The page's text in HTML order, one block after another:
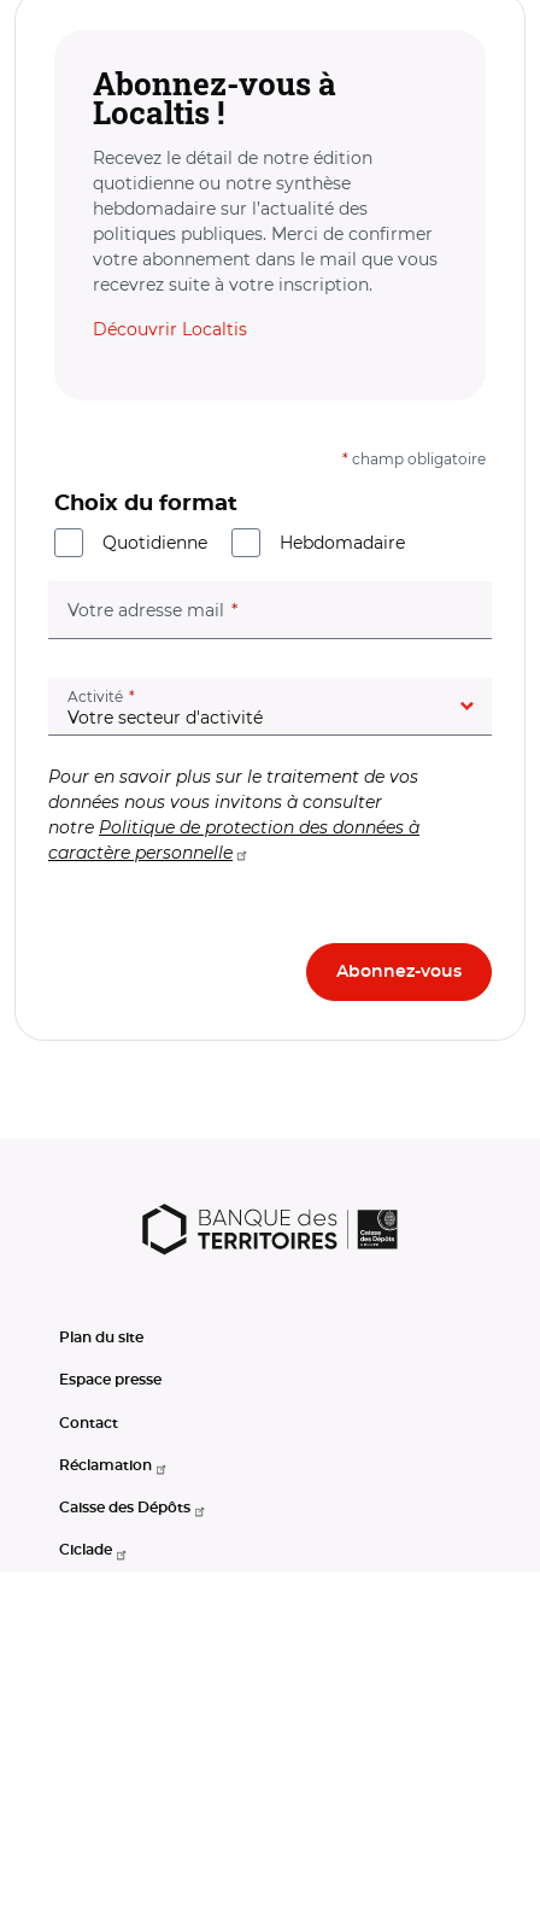
Abonnez-vous à
Localtis !
Recevez le détail de notre édition
quotidienne ou notre synthèse
hebdomadaire sur l’actualité des
politiques publiques. Merci de confirmer
votre abonnement dans le mail que vous
recevrez suite à votre inscription.
Découvrir Localtis
* champ obligatoire
Choix du format
Quotidienne
Hebdomadaire
Votre adresse mail (champ obligatoire)
Activité (champ obligatoire)
Pour en savoir plus sur le traitement de vos
données nous vous invitons à consulter
notre Politique de protection des données à
caractère personnelle
Plan du site
Espace presse
Contact
Réclamation
Caisse des Dépôts
Ciclade